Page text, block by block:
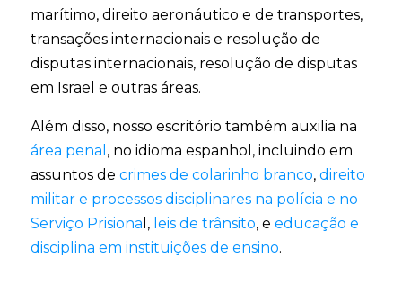
marítimo, direito aeronáutico e de transportes,
transações internacionais e resolução de
disputas internacionais, resolução de disputas
em Israel e outras áreas.
Além disso, nosso escritório também auxilia na
área penal , no idioma espanhol, incluindo em
assuntos de crimes de colarinho branco,direito
militar e processos disciplinares na polícia e no
Serviço Prisiona l, leis de trânsito, e educação e
disciplina em instituições de ensino.